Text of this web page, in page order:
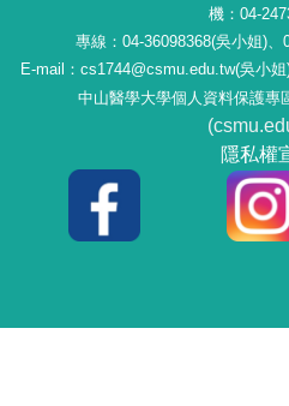
機：04-
專線：04-36098368(吳小姐)
E-mail：cs1744@csmu.edu.tw(吳小
中山醫學大學個人資料保護專
隱私權